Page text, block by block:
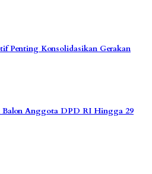
Penting Konsolidasikan Gerakan
Balon Anggota DPD RI Hingga 29